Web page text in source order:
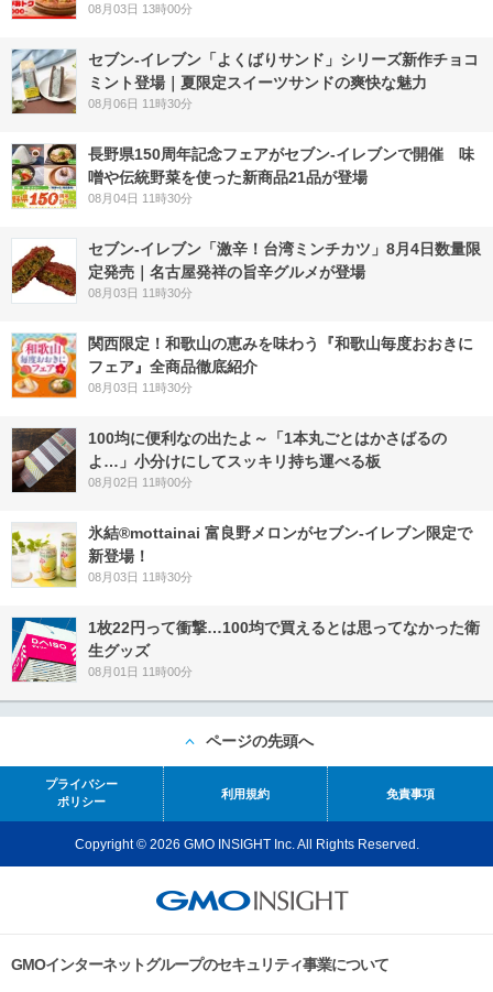
08月03日 13時00分
セブン‐イレブン「よくばりサンド」シリーズ新作チョコ
ミント登場｜夏限定スイーツサンドの爽快な魅力
08月06日 11時30分
長野県150周年記念フェアがセブン-イレブンで開催 味
噌や伝統野菜を使った新商品21品が登場
08月04日 11時30分
セブン-イレブン「激辛！台湾ミンチカツ」8月4日数量限
定発売｜名古屋発祥の旨辛グルメが登場
08月03日 11時30分
関西限定！和歌山の恵みを味わう『和歌山毎度おおきに
フェア』全商品徹底紹介
08月03日 11時30分
100均に便利なの出たよ～「1本丸ごとはかさばるの
よ…」小分けにしてスッキリ持ち運べる板
08月02日 11時00分
氷結®mottainai 富良野メロンがセブン‐イレブン限定で
新登場！
08月03日 11時30分
1枚22円って衝撃…100均で買えるとは思ってなかった衛
生グッズ
08月01日 11時00分
ページの先頭へ
プライバシー
ポリシー
利用規約 免責事項
Copyright © 2026 GMO INSIGHT Inc. All Rights Reserved.
GMOインターネットグループのセキュリティ事業について